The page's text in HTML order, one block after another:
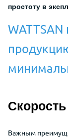
простоту в
Важным